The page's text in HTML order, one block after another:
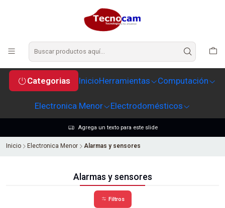
Categorias InicioHerramientas Computación
Electronica Menor Electrodomésticos
Agrega un texto para este slide
Inicio Electronica Menor Alarmas y sensores
Alarmas y sensores
Filtros